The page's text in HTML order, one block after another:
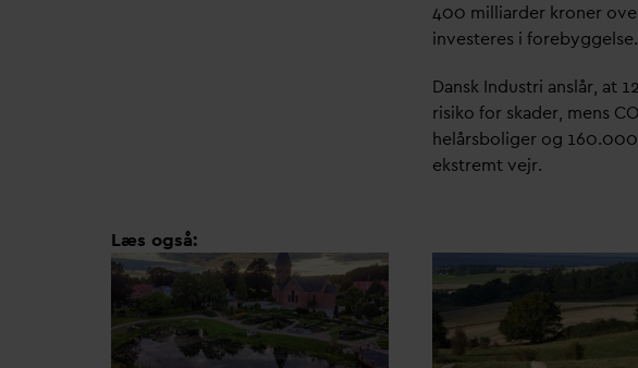
400 milliarder kroner
investeres i forebyggelse.
Dansk Industri anslår, at
risiko for skader, mens
helårsboliger og
ekstremt vejr.
Læs også: